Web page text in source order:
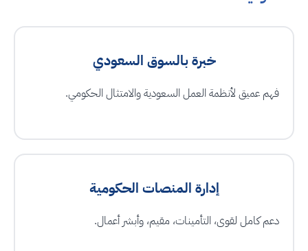
خبرة بالسوق السعودي
فهم عميق لأنظمة العمل السعودية والامتثال الحكومي.
إدارة المنصات الحكومية
دعم كامل لقوى، التأمينات، مقيم، وأبشر أعمال.